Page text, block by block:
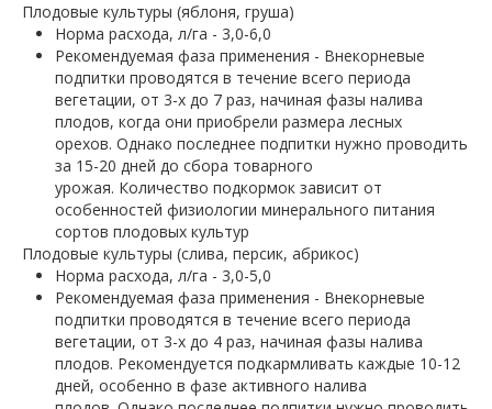
Плодовые культуры (яблоня, груша)
Норма расхода, л/га - 3,0-6,0
Рекомендуемая фаза применения - Внекорневые
подпитки проводятся в течение всего периода
вегетации, от 3-х до 7 раз, начиная фазы налива
плодов, когда они приобрели размера лесных
орехов. Однако последнее подпитки нужно проводить
за 15-20 дней до сбора товарного
урожая. Количество подкормок зависит от
особенностей физиологии минерального питания
сортов плодовых культур
Плодовые культуры (слива, персик, абрикос)
Норма расхода, л/га - 3,0-5,0
Рекомендуемая фаза применения - Внекорневые
подпитки проводятся в течение всего периода
вегетации, от 3-х до 4 раз, начиная фазы налива
плодов. Рекомендуется подкармливать каждые 10-12
дней, особенно в фазе активного налива